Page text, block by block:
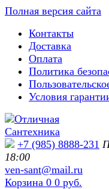
Полная версия сайта
Контакты
Доставка
Оплата
Политика
Условия
+7 (985) 8888-231
18:00
ven-sant@mail.ru
Корзина 0 0 руб.